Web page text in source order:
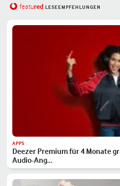
featured LESEEMPFEHLUNGEN
APPS
Deezer Premium für 4 Monate
Audio-Ang…